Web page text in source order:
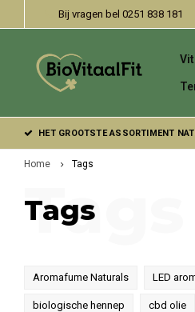
Bij vragen bel 0251 838 181
HET GROOTSTE ASSORTIMENT
Home Tags
Tags
Tags
Aromafume Naturals LED
biologische hennep cbd olie